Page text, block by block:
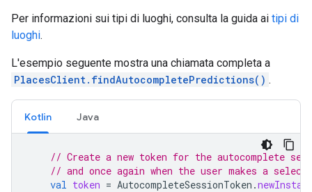
Per informazioni sui tipi di luoghi, consulta la guida ai tipi di
luoghi.
L'esempio seguente mostra una chiamata completa a
PlacesClient.findAutocompletePredictions() .
Kotlin Java
// Create a new token for the autocomplete
// and once again when the user makes a
val token = AutocompleteSessionToken .